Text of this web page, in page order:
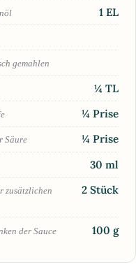
1 EL
gemahlen
¼ TL
¼ Prise
Säure ¼ Prise
30 ml
zusätzlichen
2 Stück
der Sauce 100 g